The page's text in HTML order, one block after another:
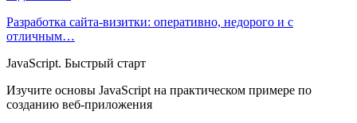
Разработка сайта-визитки: оперативно, недорого и с
отличным…
JavaScript. Быстрый старт
Изучите основы JavaScript на практическом примере по
созданию веб-приложения